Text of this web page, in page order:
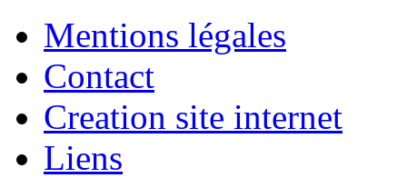
Mentions légales
Contact
Creation site internet
Liens